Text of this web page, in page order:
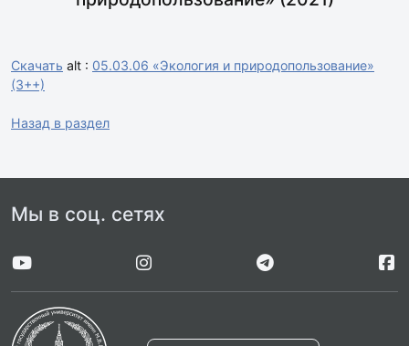
Скачать alt : 05.03.06 «Экология и природопользование»
(3++)
Назад в раздел
Мы в соц. сетях